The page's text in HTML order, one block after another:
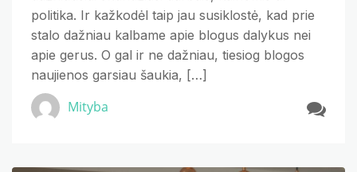
politika. Ir kažkodėl taip jau susiklostė, kad prie
stalo dažniau kalbame apie blogus dalykus nei
apie gerus. O gal ir ne dažniau, tiesiog blogos
naujienos garsiau šaukia, […]
Mityba